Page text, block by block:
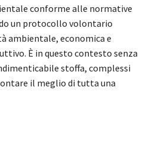
conforme alle normative
un protocollo volontario
ambientale, economica e
È in questo contesto senza
stoffa, complessi
il meglio di tutta una